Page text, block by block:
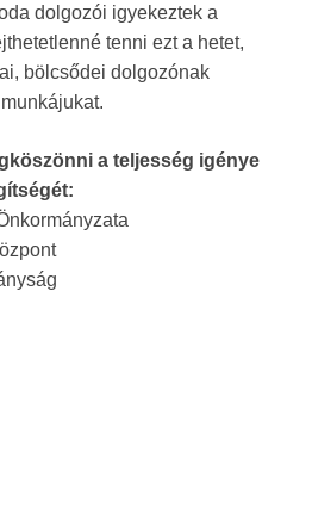
dolgozói igyekeztek a
tenni ezt a hetet,
bölcsődei dolgozónak
a teljesség igénye